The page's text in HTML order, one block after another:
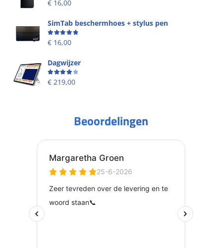
€ 16,00
SimTab beschermhoes + stylus pen
Beoordeling
€ 16,00
Dagwijzer
Beoordeling
€ 219,00
Beoordelingen